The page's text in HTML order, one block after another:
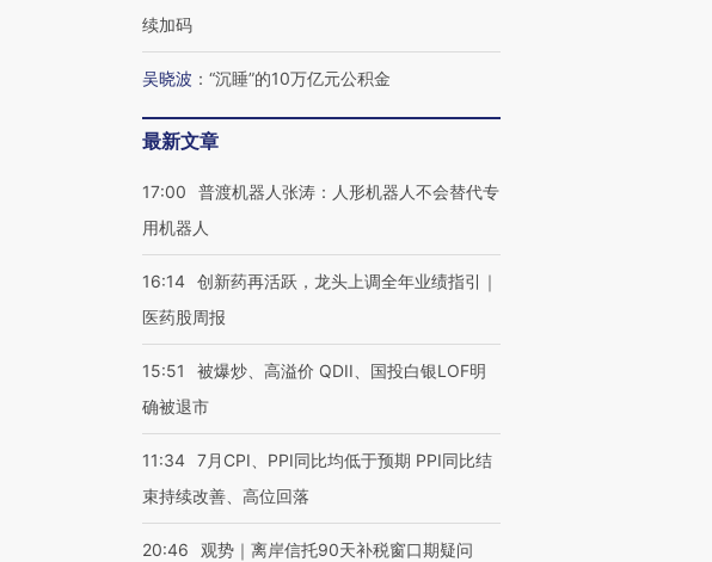
续加码
吴晓波 ： “沉睡”的10万亿元公积金
最新文章
17:00
普渡机器人张涛：人形机器人不会替代专
用机器人
16:14 创新药再活跃，龙头上调全年业绩指引｜
医药股周报
15:51
被爆炒、高溢价 QDII、国投白银LOF明
确被退市
11:34 7月CPI、PPI同比均低于预期 PPI同比结
束持续改善、高位回落
20:46 观势｜离岸信托90天补税窗口期疑问